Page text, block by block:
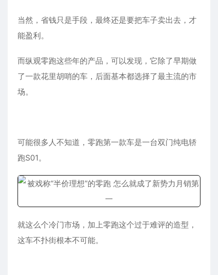
当然，省钱只是手段，最终还是要把车子卖出去，才
能盈利。
而纵观零跑这些年的产品，可以发现，它除了早期做
了一款花里胡哨的车，后面基本都选择了最主流的市
场。
可能很多人不知道，零跑第一款车是一台双门纯电轿
跑S01。
就这么个冷门市场，加上零跑这个过于难评的造型，
这车不扑街根本不可能。